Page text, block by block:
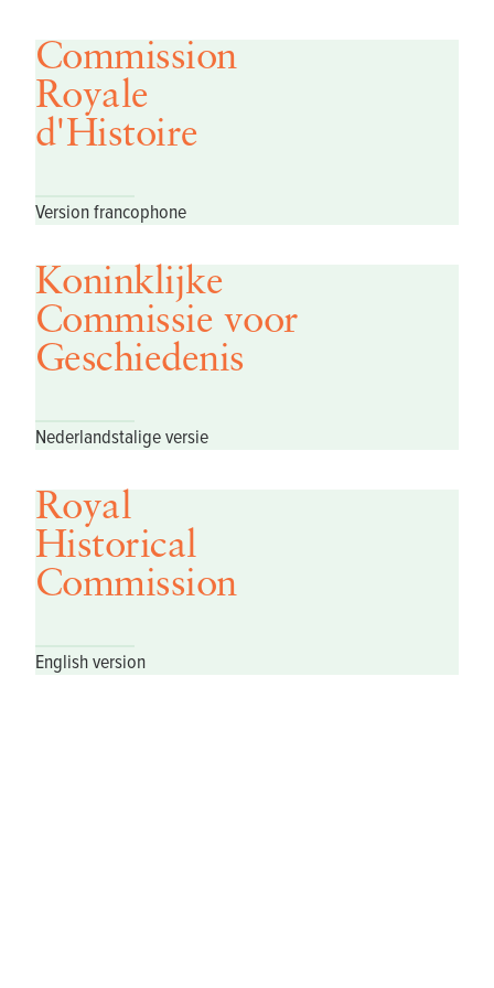
Commission
Royale
d'Histoire
Version francophone
Koninklijke
Commissie voor
Geschiedenis
Nederlandstalige versie
Royal
Historical
Commission
English version